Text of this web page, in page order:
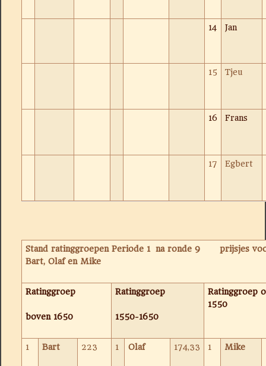
14 Jan
15 Tjeu
16 Frans
17 Egbert
Stand ratinggroepen Periode 1 na ronde 9 prijsjes
Bart, Olaf en Mike
Ratinggroep
boven 1650
Ratinggroep
1550-1650
Ratinggroep
1550
1 Bart 223 1 Olaf 174,33 1 Mike